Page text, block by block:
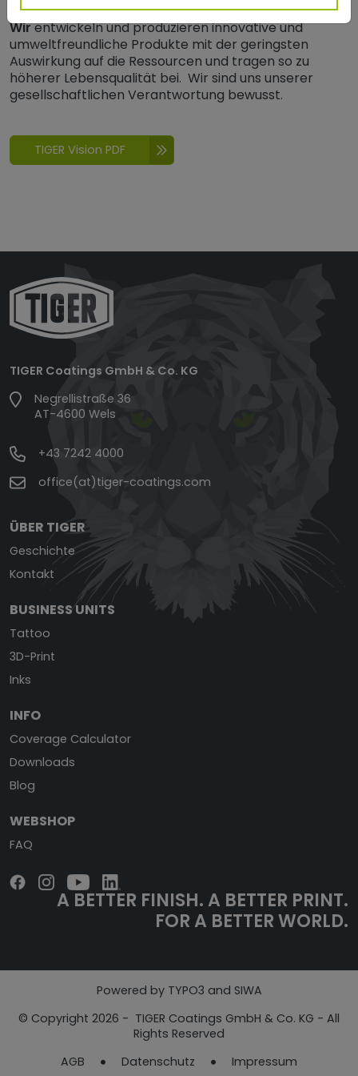
Wirentwickeln und produzieren innovative und
umweltfreundliche Produkte mit der geringsten
Auswirkung auf die Ressourcen und tragen so zu
höherer Lebensqualität bei. Wir sind uns unserer
gesellschaftlichen Verantwortung bewusst.
TIGER Vision PDF
TIGER Coatings GmbH & Co. KG
Negrellistraße 36
AT-4600 Wels
+43 7242 4000
office(at)tiger-coatings.com
ÜBER TIGER
Geschichte
Kontakt
BUSINESS UNITS
Tattoo
3D-Print
Inks
INFO
Coverage Calculator
Downloads
Blog
WEBSHOP
FAQ
A BETTER FINISH.A BETTER PRINT.
FOR A BETTER WORLD.
Powered by TYPO3 and SIWA
© Copyright 2026 - TIGER Coatings GmbH & Co. KG - All
Rights Reserved
AGB
Datenschutz Impressum